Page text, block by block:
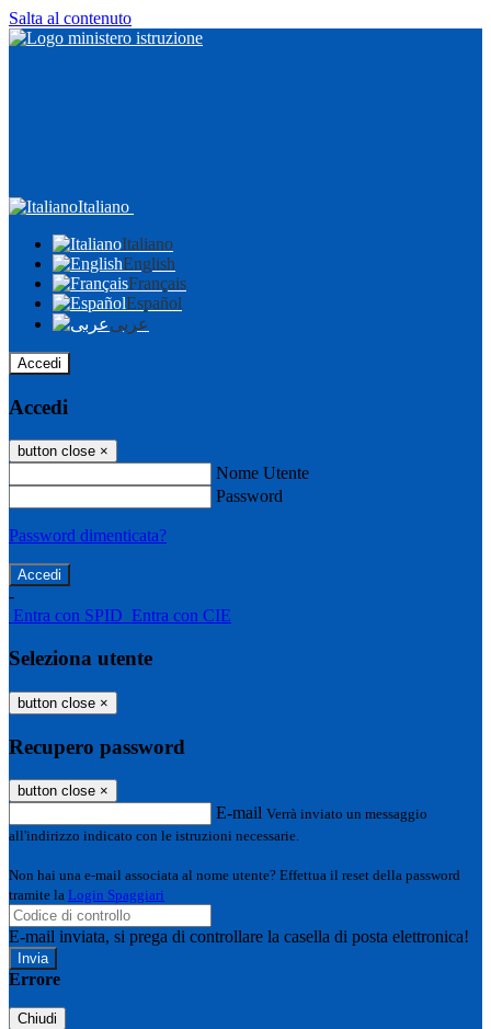
Salta al contenuto
Italiano
Italiano
English
Français
Español
عربى
Accedi
Accedi
button close ×
Nome Utente
Password
Password dimenticata?
-
Entra con SPID Entra con CIE
Seleziona utente
button close ×
Recupero password
button close ×
E-mail Verrà inviato un messaggio
all'indirizzo indicato con le istruzioni necessarie.
Non hai una e-mail associata al nome utente? Effettua il reset della password
tramite la Login Spaggiari
E-mail inviata, si prega di controllare la casella di posta elettronica!
Errore
Chiudi